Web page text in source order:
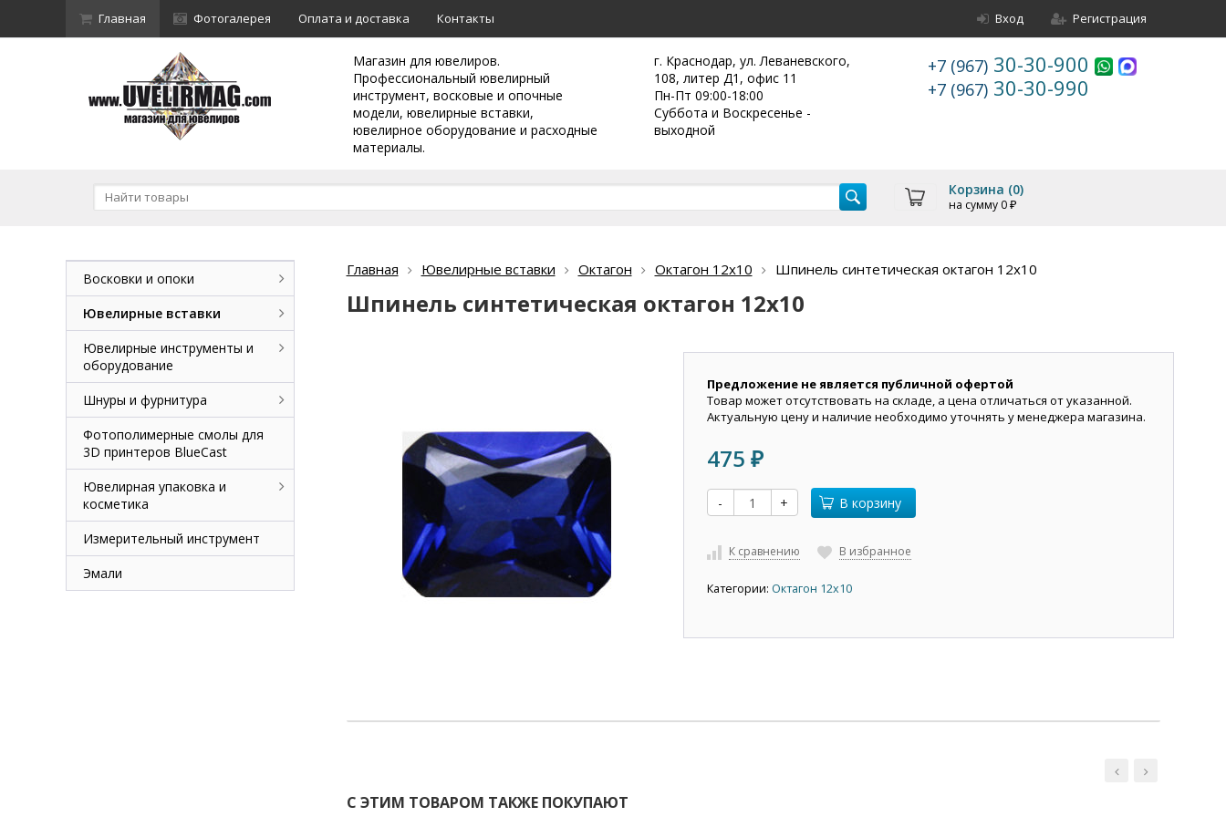
Главная Фотогалерея Оплата и доставка Контакты Вход Регистрация
Магазин для ювелиров.
Профессиональный ювелирный
инструмент, восковые и опочные
модели, ювелирные вставки,
ювелирное оборудование и расходные
материалы.
г. Краснодар, ул. Леваневского,
108, литер Д1, офис 11
Пн-Пт 09:00-18:00
Суббота и Воскресенье -
выходной
+7 (967) 30-30-900
+7 (967) 30-30-990
Корзина (0)
на сумму 0 ₽
Главная Ювелирные вставки Октагон Октагон 12х10 Шпинель синтетическая октагон 12х10
Шпинель синтетическая октагон 12х10
Предложение не является публичной офертой
Товар может отсутствовать на складе, а цена отличаться от указанной.
Актуальную цену и наличие необходимо уточнять у менеджера магазина.
475 ₽
- + В корзину
К сравнению В избранное
Категории: Октагон 12х10
С ЭТИМ ТОВАРОМ ТАКЖЕ ПОКУПАЮТ
Восковки и опоки
Ювелирные вставки
Ювелирные инструменты и
оборудование
Шнуры и фурнитура
Фотополимерные смолы для
3D принтеров BlueCast
Ювелирная упаковка и
косметика
Измерительный инструмент
Эмали